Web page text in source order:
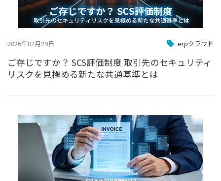
2026年07月29日 erpクラウド
ご存じですか？ SCS評価制度 取引先のセキュリティ
リスクを見極める新たな共通基準とは